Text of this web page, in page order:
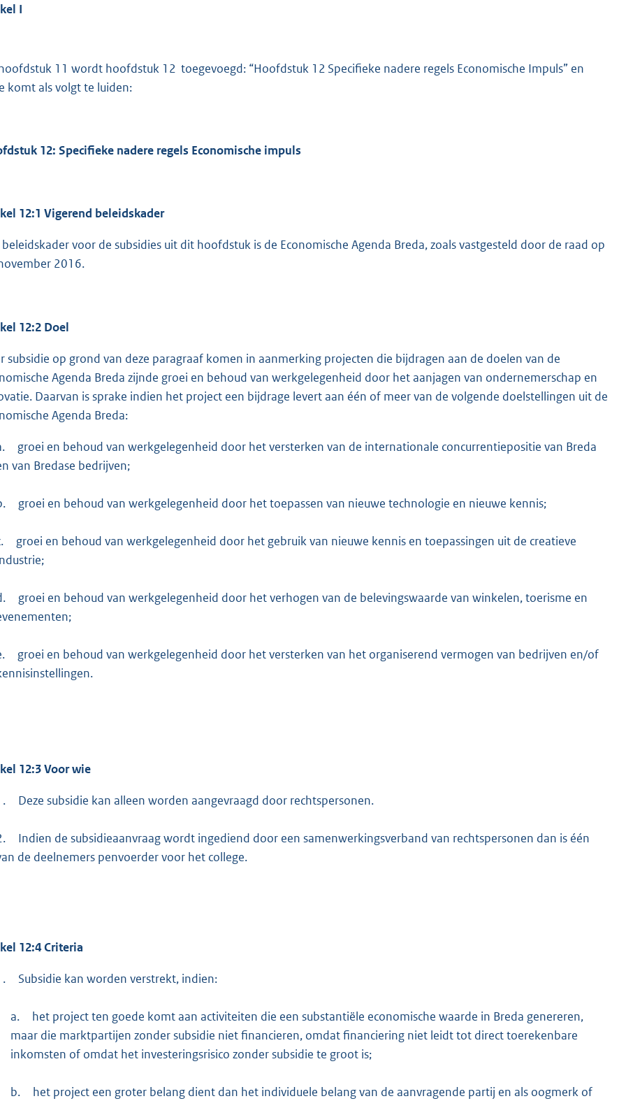
I
11 wordt hoofdstuk 12 toegevoegd: “Hoofdstuk 12 Specifieke nadere regels Economische Impuls” en
komt als volgt te luiden:
12: Specifieke nadere regels Economische impuls
12:1 Vigerend beleidskader
voor de subsidies uit dit hoofdstuk is de Economische Agenda Breda, zoals vastgesteld door de raad op
2016.
12:2 Doel
subsidie op grond van deze paragraaf komen in aanmerking projecten die bijdragen aan de doelen van de
Agenda Breda zijnde groei en behoud van werkgelegenheid door het aanjagen van ondernemerschap en
Daarvan is sprake indien het project een bijdrage levert aan één of meer van de volgende doelstellingen uit de
Agenda Breda:
groei en behoud van werkgelegenheid door het versterken van de internationale concurrentiepositie van Breda
van Bredase bedrijven;
groei en behoud van werkgelegenheid door het toepassen van nieuwe technologie en nieuwe kennis;
groei en behoud van werkgelegenheid door het gebruik van nieuwe kennis en toepassingen uit de creatieve
groei en behoud van werkgelegenheid door het verhogen van de belevingswaarde van winkelen, toerisme en
groei en behoud van werkgelegenheid door het versterken van het organiserend vermogen van bedrijven en/of
12:3 Voor wie
Deze subsidie kan alleen worden aangevraagd door rechtspersonen.
Indien de subsidieaanvraag wordt ingediend door een samenwerkingsverband van rechtspersonen dan is één
de deelnemers penvoerder voor het college.
12:4 Criteria
Subsidie kan worden verstrekt, indien:
a.
het project ten goede komt aan activiteiten die een substantiële economische waarde in Breda genereren,
maar die marktpartijen zonder subsidie niet financieren, omdat financiering niet leidt tot direct toerekenbare
inkomsten of omdat het investeringsrisico zonder subsidie te groot is;
b.
het project een groter belang dient dan het individuele belang van de aanvragende partij en als oogmerk of